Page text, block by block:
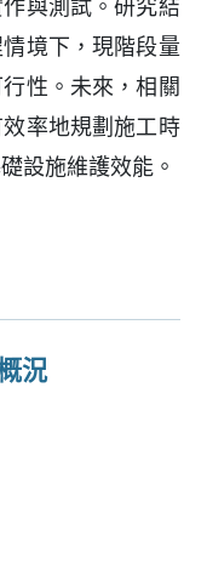
與測試。研究結
境下，現階段量
性。未來，相關
率地規劃施工時
設施維護效能。
況